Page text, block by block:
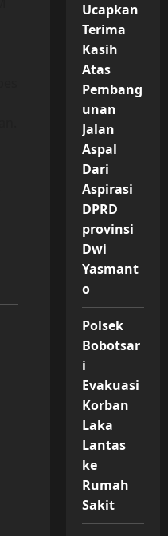
Ucapkan
Terima
Kasih
Atas
Pembang
unan
Jalan
Aspal
Dari
Aspirasi
DPRD
provinsi
Dwi
Yasmant
o
Polsek
Bobotsar
i
Evakuasi
Korban
Laka
Lantas
ke
Rumah
Sakit